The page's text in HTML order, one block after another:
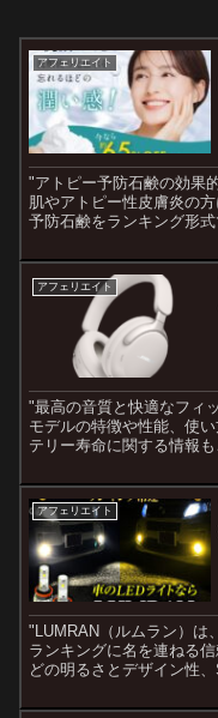
アフェリエイト
"アトピー予防石鹸の効果
肌やアトピー性皮膚炎の
予防石鹸をランキング形
ょう。最新の商品情報や
れるためのガイドをお届
アフェリエイト
"最高の音質と快適なフィ
モデルの特徴や性能、使
テリー寿命に関する情報
アフェリエイト
"LUMRAN（ルムラン）は
ランキングに名を連ねる
どの明るさとデザイン性
求めの方に最適な、高品